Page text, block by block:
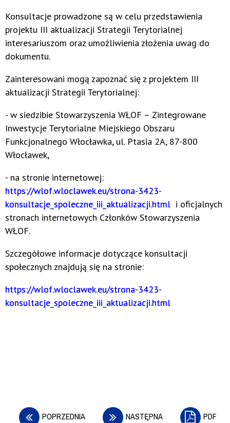
Konsultacje prowadzone są w celu przedstawienia
projektu III aktualizacji Strategii Terytorialnej
interesariuszom oraz umożliwienia złożenia uwag do
dokumentu.
Zainteresowani mogą zapoznać się z projektem III
aktualizacji Strategii Terytorialnej:
- w siedzibie Stowarzyszenia WŁOF – Zintegrowane
Inwestycje Terytorialne Miejskiego Obszaru
Funkcjonalnego Włocławka, ul. Ptasia 2A, 87-800
Włocławek,
- na stronie internetowej:
https://wlof.wloclawek.eu/strona-3423-
konsultacje_spoleczne_iii_aktualizacji.html i oficjalnych
stronach internetowych Członków Stowarzyszenia
WŁOF.
Szczegółowe informacje dotyczące konsultacji
społecznych znajdują się na stronie:
https://wlof.wloclawek.eu/strona-3423-
konsultacje_spoleczne_iii_aktualizacji.html
POPRZEDNIA NASTĘPNA PDF